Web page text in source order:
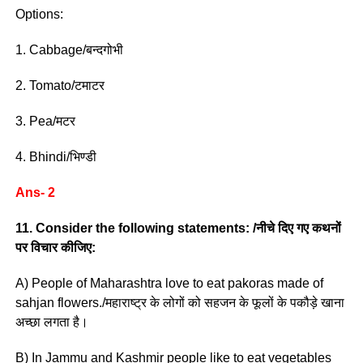
Options:
1. Cabbage/बन्दगोभी
2. Tomato/टमाटर
3. Pea/मटर
4. Bhindi/भिण्डी
Ans- 2
11. Consider the following statements: /नीचे दिए गए कथनों
पर विचार कीजिए:
A) People of Maharashtra love to eat pakoras made of
sahjan flowers./महाराष्ट्र के लोगों को सहजन के फूलों के पकौड़े खाना
अच्छा लगता है।
B) In Jammu and Kashmir people like to eat vegetables